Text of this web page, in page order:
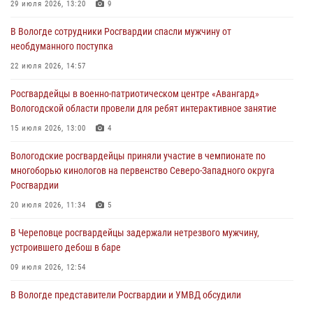
Северо-Западного округа Росгвардии по спортивному и боевому
03 августа 2026, 08:54
ЗА МИНУВШУЮ НЕДЕЛЮ СОТРУДНИКАМИ ВНЕВЕДОМСТВЕННОЙ
ПРАВОНАРУШИТЕЛЯ
нарушителя на питбайке
31 июля 2026, 06:43
29 июля 2026, 13:20 9
В Вологде сотрудники Росгвардии спасли мужчину от
необдуманного поступка
22 июля 2026, 14:57
Росгвардейцы в военно-патриотическом центре «Авангард»
Вологодской области провели для ребят интерактивное занятие
15 июля 2026, 13:00 4
Вологодские росгвардейцы приняли участие в чемпионате по
многоборью кинологов на первенство Северо-Западного округа
Росгвардии
20 июля 2026, 11:34 5
В Череповце росгвардейцы задержали нетрезвого мужчину,
устроившего дебош в баре
09 июля 2026, 12:54
В Вологде представители Росгвардии и УМВД обсудили